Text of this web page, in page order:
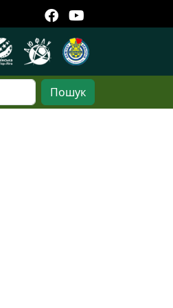
Пошук